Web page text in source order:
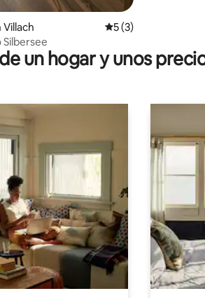
Villach Calificación
5 (3)
un hogar y unos